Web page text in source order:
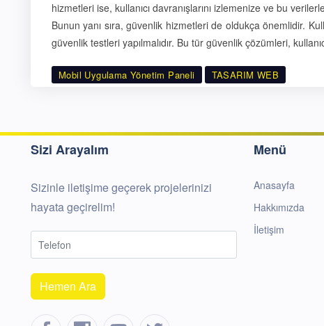
hizmetleri ise, kullanıcı davranışlarını izlemenize ve bu
Bunun yanı sıra, güvenlik hizmetleri de oldukça önemlidir.
güvenlik testleri yapılmalıdır. Bu tür güvenlik çözümleri,
Mobil Uygulama Yönetim Paneli TASARIM WEB
Sizi Arayalım
Sizinle iletişime geçerek projelerinizi
hayata geçirelim!
Hemen Ara
Menü
Anasayfa
Hakkımızda
İletişim